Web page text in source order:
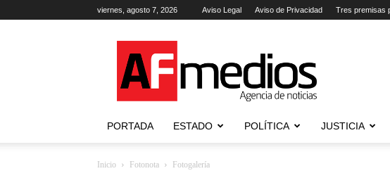
viernes, agosto 7, 2026 Aviso Legal Aviso de Privacidad Tres premisas
Agencia
de
Noticias
PORTADA ESTADO POLÍTICA JUSTICIA
Inicio Fotonota Fotogalería